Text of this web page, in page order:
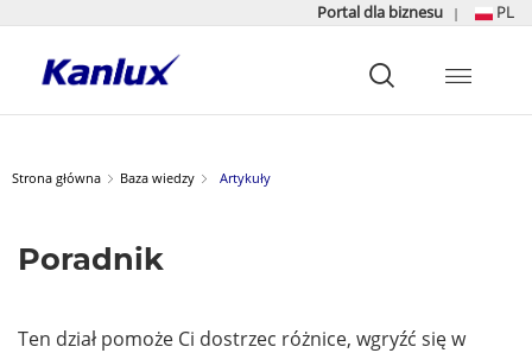
Portal dla biznesu | PL
główna
Strona główna Baza wiedzy Artykuły
Poradnik
Ten dział pomoże Ci dostrzec różnice, wgryźć się w